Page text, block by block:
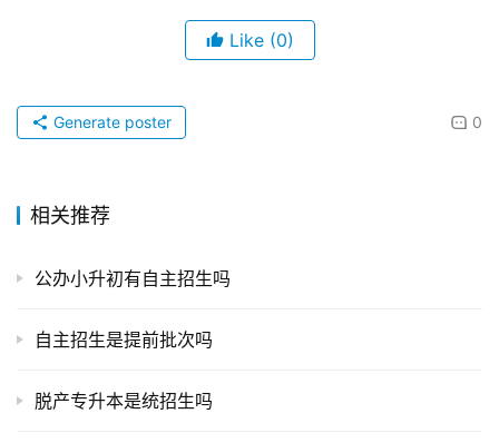
Like (0)
0
Generate poster
相关推荐
公办小升初有自主招生吗
自主招生是提前批次吗
脱产专升本是统招生吗